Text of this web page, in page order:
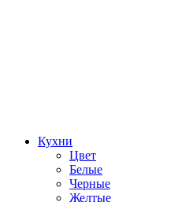
Кухни
Цвет
Белые
Черные
Желтые